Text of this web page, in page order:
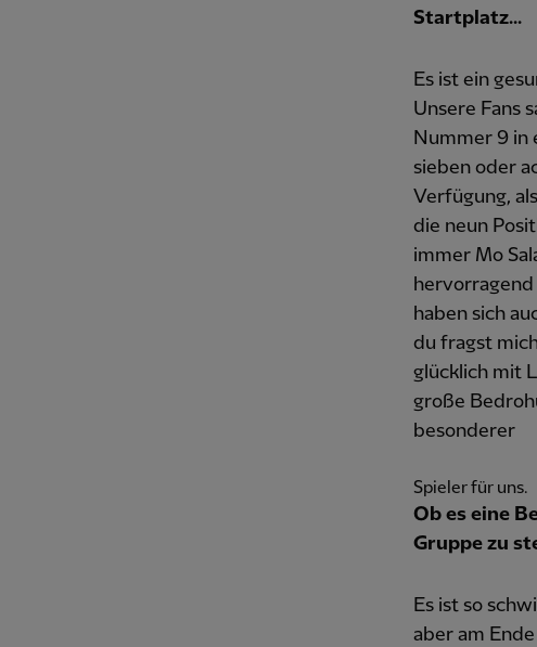
Startplatz...
Es ist ein
Unsere Fans
Nummer 9 in
sieben oder
Verfügung,
die neun
immer Mo
haben sich
du fragst
glücklich mit
große
besonderer
Spieler für uns.
Ob es eine
Gruppe zu
Es ist so
aber am